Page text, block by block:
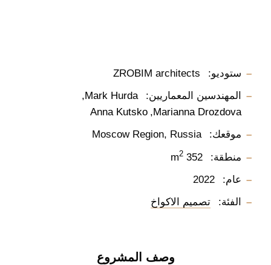
ستوديو:
المهندسين المعماريين:
Mark Hurda
Marianna Drozdova
Anna Kutsko
موقعك:
Moscow Region, Russia
منطقة:
2
عام:
الفئة:
تصميم الاكواخ
وصف المشروع